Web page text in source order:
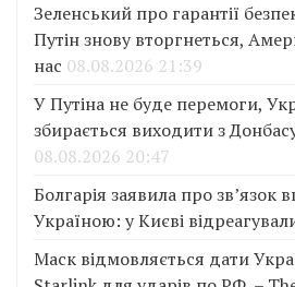
Зеленський про гарантії
Путін знову вторгнеться,
нас 08.08.2026 21:39
У Путіна не буде перемоги,
збирається виходити з
08.08.2026 20:47
Болгарія заявила про зв’язок
Україною: у Києві
Маск відмовляється дати